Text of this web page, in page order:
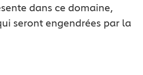
dans ce domaine,
seront engendrées par la